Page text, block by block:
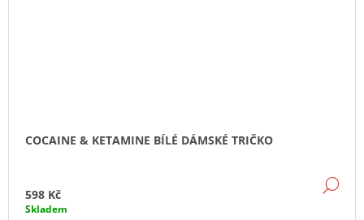
COCAINE & KETAMINE BÍLÉ DÁMSKÉ TRIČKO
598 Kč
Skladem